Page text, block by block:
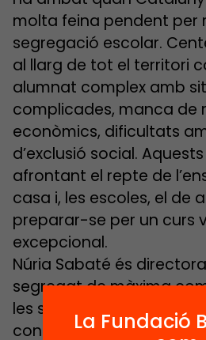
molta feina pendent per
segregació escolar.
al llarg de tot el territori
alumnat complex amb
complicades, manca de
econòmics, dificultats
d’exclusió social.
afrontant el repte de
casa i, les escoles, el de
preparar-se per un curs
excepcional.
Núria Sabaté és
segregat de màxima
les seves principals
contactar amb tots els
La Fundació